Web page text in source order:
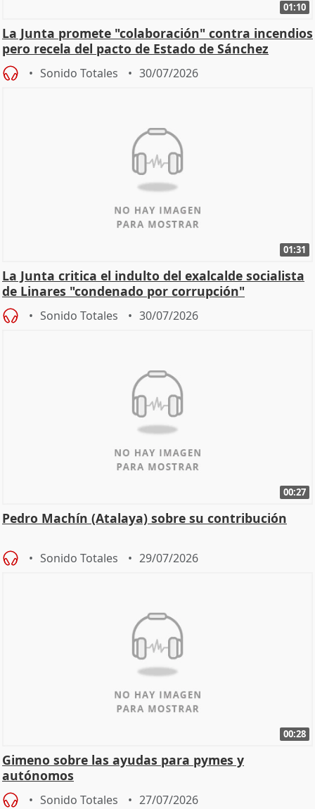
01:10
La Junta promete "colaboración" contra incendios
pero recela del pacto de Estado de Sánchez
Sonido Totales 30/07/2026
01:31
La Junta critica el indulto del exalcalde socialista
de Linares "condenado por corrupción"
Sonido Totales 30/07/2026
00:27
Pedro Machín (Atalaya) sobre su contribución
Sonido Totales 29/07/2026
00:28
Gimeno sobre las ayudas para pymes y
autónomos
Sonido Totales 27/07/2026